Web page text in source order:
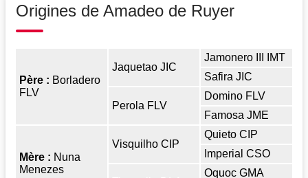
Origines de Amadeo de Ruyer
Père : Borladero
FLV
Jaquetao JIC
Jamonero III IMT
Safira JIC
Perola FLV
Domino FLV
Famosa JME
Mère : Nuna
Menezes
Visquilho CIP
Quieto CIP
Imperial CSO
Oquoc GMA